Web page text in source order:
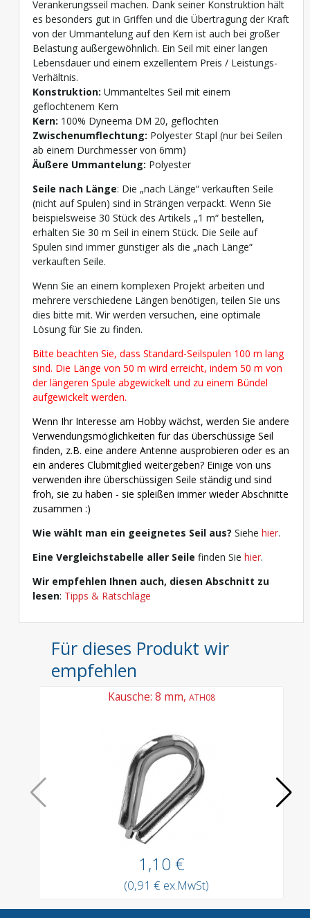
Verankerungsseil machen. Dank seiner Konstruktion hält
es besonders gut in Griffen und die Übertragung der Kraft
von der Ummantelung auf den Kern ist auch bei großer
Belastung außergewöhnlich. Ein Seil mit einer langen
Lebensdauer und einem exzellentem Preis / Leistungs-
Verhältnis.
Konstruktion: Ummanteltes Seil mit einem
geflochtenem Kern
Kern: 100% Dyneema DM 20, geflochten
Zwischenumflechtung: Polyester Stapl (nur bei Seilen
ab einem Durchmesser von 6mm)
Äußere Ummantelung: Polyester
Seile nach Länge: Die „nach Länge“ verkauften Seile
(nicht auf Spulen) sind in Strängen verpackt. Wenn Sie
beispielsweise 30 Stück des Artikels „1 m“ bestellen,
erhalten Sie 30 m Seil in einem Stück. Die Seile auf
Spulen sind immer günstiger als die „nach Länge“
verkauften Seile.
Wenn Sie an einem komplexen Projekt arbeiten und
mehrere verschiedene Längen benötigen, teilen Sie uns
dies bitte mit. Wir werden versuchen, eine optimale
Lösung für Sie zu finden.
Bitte beachten Sie, dass Standard-Seilspulen 100 m lang
sind. Die Länge von 50 m wird erreicht, indem 50 m von
der längeren Spule abgewickelt und zu einem Bündel
aufgewickelt werden.
Wenn Ihr Interesse am Hobby wächst, werden Sie andere
Verwendungsmöglichkeiten für das überschüssige Seil
finden, z.B. eine andere Antenne ausprobieren oder es an
ein anderes Clubmitglied weitergeben? Einige von uns
verwenden ihre überschüssigen Seile ständig und sind
froh, sie zu haben - sie spleißen immer wieder Abschnitte
zusammen :)
Wie wählt man ein geeignetes Seil aus? Siehe hier.
Eine Vergleichstabelle aller Seile finden Sie hier.
Wir empfehlen Ihnen auch, diesen Abschnitt zu
lesen: Tipps & Ratschläge
Für dieses Produkt wir
empfehlen
Kausche: 8 mm, ATH08
1,10 €
(0,91 € ex.MwSt)